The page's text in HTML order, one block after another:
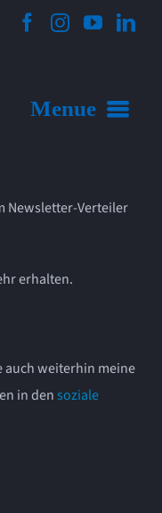
Menue
Newsletter-Verteiler
erhalten.
auch weiterhin meine
in den soziale